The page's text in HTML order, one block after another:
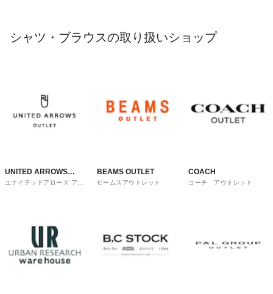
シャツ・ブラウスの取り扱いショップ
UNITED ARROWS
OUTLET
ユナイテッドアローズ アウ
BEAMS OUTLET
ビームスアウトレット
COACH
コーチ アウトレット